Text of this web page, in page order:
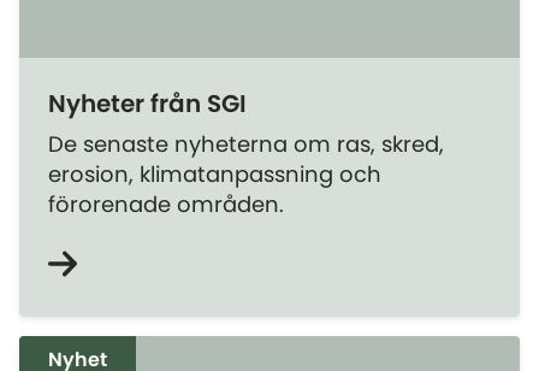
Nyheter från SGI
De senaste nyheterna om ras, skred,
erosion, klimatanpassning och
förorenade områden.
Nyhet